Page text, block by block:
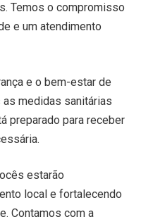
Temos o compromisso
e um atendimento
e o bem-estar de
medidas sanitárias
preparado para receber
estarão
local e fortalecendo
Contamos com a